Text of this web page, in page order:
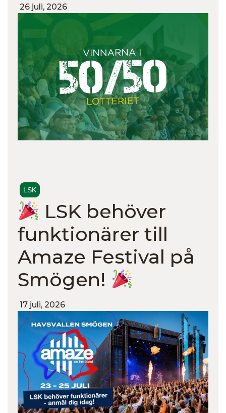
26 juli, 2026
LSK
LSK behöver
funktionärer till
Amaze Festival på
Smögen!
17 juli, 2026